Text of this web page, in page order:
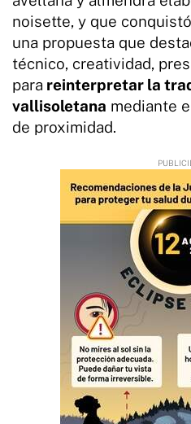
noisette, y que
una propuesta que
técnico, creatividad,
para reinterpretar la
vallisoletana mediante
de proximidad.